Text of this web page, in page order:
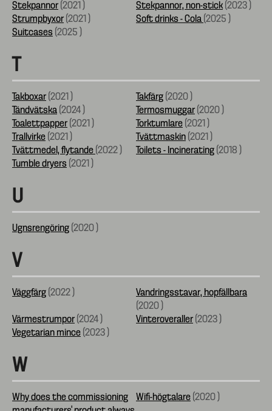
Stekpannor (2021 ) Stekpannor, non-stick(2023 )
Strumpbyxor (2021 ) Soft drinks - Cola (2025 )
Suitcases (2025 )
T
Takboxar (2021 ) Takfärg (2020 )
Tändvätska (2024 ) Termosmuggar (2020 )
Toalettpapper (2021 ) Torktumlare (2021 )
Trallvirke (2021 ) Tvättmaskin (2021 )
Tvättmedel, flytande (2022 ) Toilets - Incinerating (2018 )
Tumble dryers (2021 )
U
Ugnsrengöring (2020 )
V
Väggfärg (2022 )
Vandringsstavar, hopfällbara
(2020 )
Värmestrumpor (2024 ) Vinteroveraller (2023 )
Vegetarian mince (2023 )
W
Why does the commissioning
Wifi-högtalare (2020 )